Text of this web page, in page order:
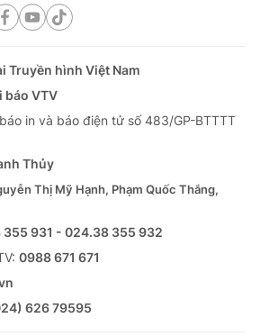
Truyền hình Việt Nam
báo VTV
in và báo điện tử số 483/GP-BTTTT
Thủy
Thị Mỹ Hạnh, Phạm Quốc Thắng,
931 - 024.38 355 932
0988 671 671
626 79595